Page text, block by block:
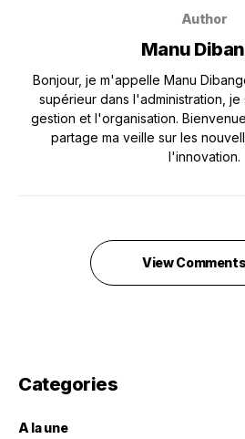
Author
Manu
Bonjour, je m'appelle Manu
supérieur dans l'administration, je
gestion et l'organisation.
partage ma veille sur les
l'innovation.
View
Categories
A la une